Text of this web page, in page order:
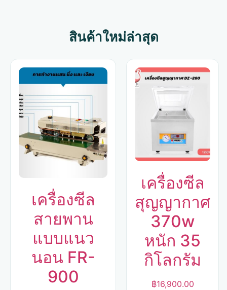
สินค้าใหม่ล่าสุด
เครื่องซีล
สายพาน
แบบแนว
นอน FR-
900
เครื่องซีล
สุญญากาศ
370w
หนัก 35
กิโลกรัม
฿16,900.00